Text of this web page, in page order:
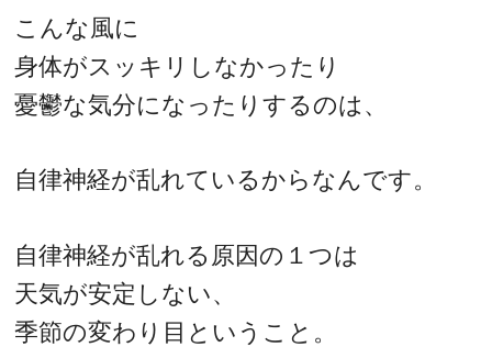
こんな風に
身体がスッキリしなかったり
憂鬱な気分になったりするのは、
自律神経が乱れているからなんです。
自律神経が乱れる原因の１つは
天気が安定しない、
季節の変わり目ということ。